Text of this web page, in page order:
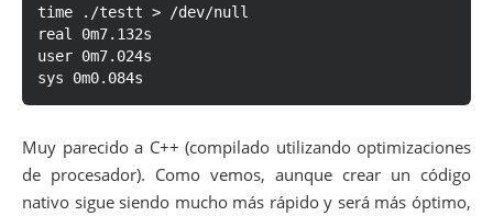
time ./testt > /dev/null
real 0m7.132s
user 0m7.024s
sys 0m0.084s
Muy parecido a C++ (compilado utilizando optimizaciones
de procesador). Como vemos, aunque crear un código
nativo sigue siendo mucho más rápido y será más óptimo,